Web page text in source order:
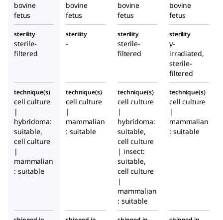
bovine
fetus
bovine
fetus
bovine
fetus
bovine
fetus
sterility
sterile-
filtered
sterility
-
sterility
sterile-
filtered
sterility
γ-
irradiated,
sterile-
filtered
technique(s)
cell culture
|
hybridoma:
suitable,
cell culture
|
mammalian
: suitable
technique(s)
cell culture
|
mammalian
: suitable
technique(s)
cell culture
|
hybridoma:
suitable,
cell culture
| insect:
suitable,
cell culture
|
mammalian
: suitable
technique(s)
cell culture
|
mammalian
: suitable